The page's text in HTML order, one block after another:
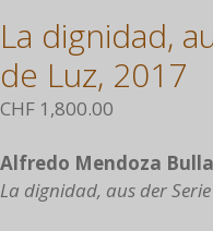
La dignidad,
de Luz, 2017
CHF 1,800.00
Alfredo Mendoza
La dignidad, aus der